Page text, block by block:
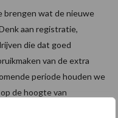
brengen wat de nieuwe
aan registratie,
die dat goed
van de extra
periode houden we
de hoogte van